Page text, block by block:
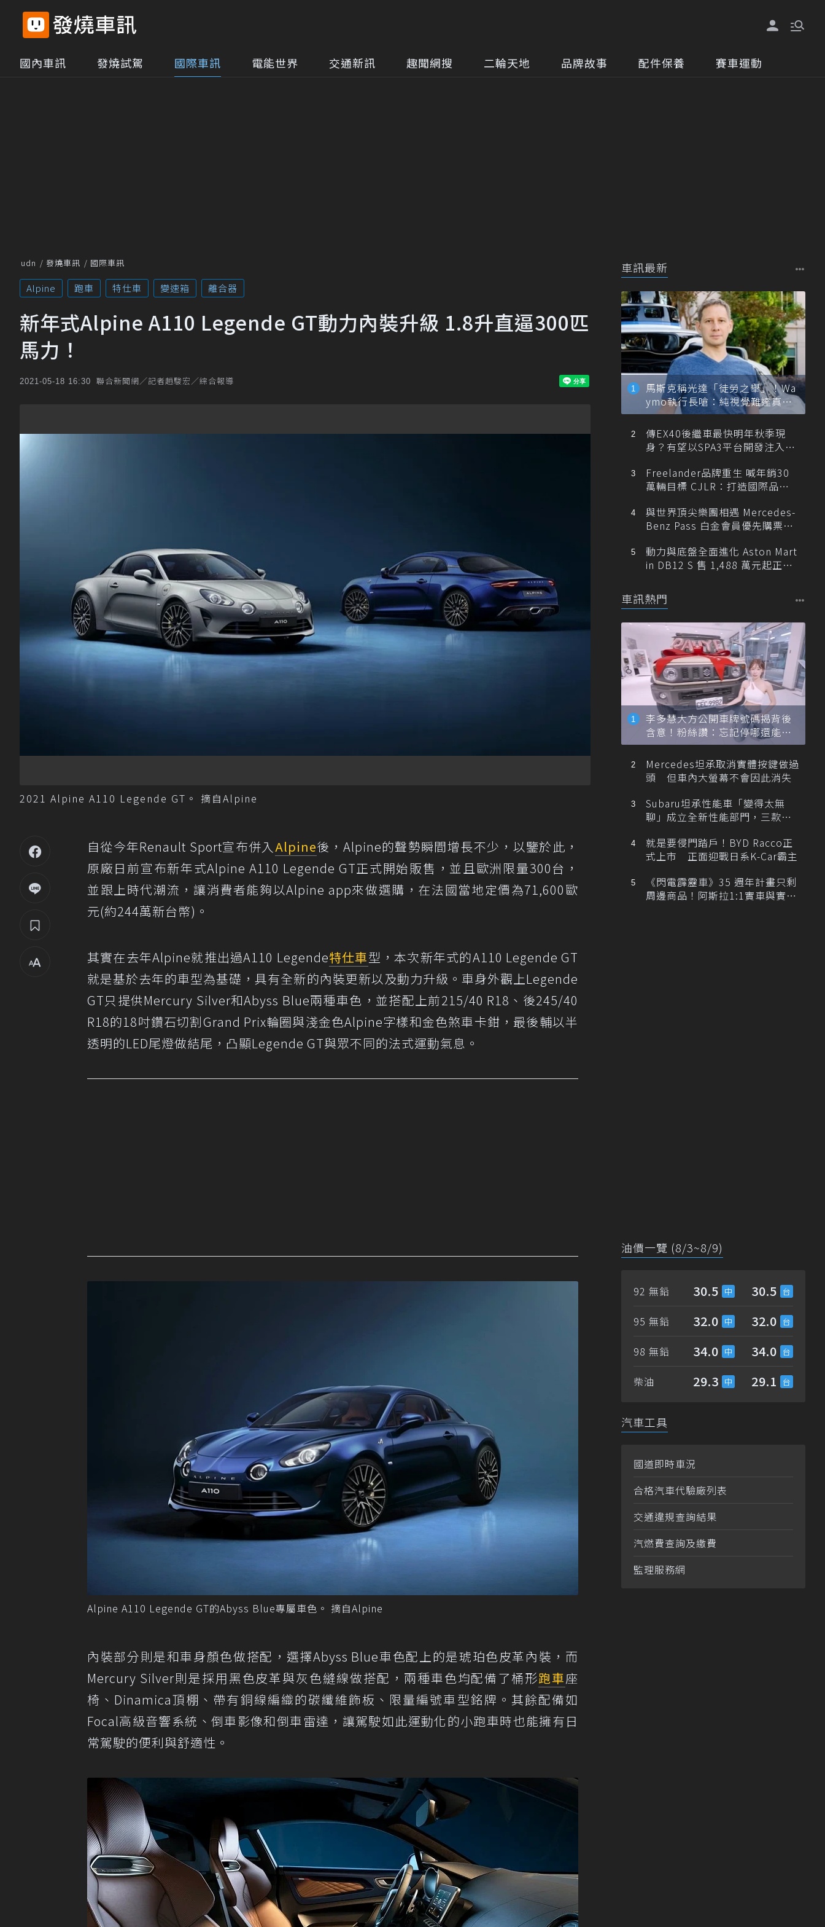
國內車訊 發燒試駕 國際車訊 電能世界 交通新訊 趣聞網搜 二輪天地 品牌故事 配件保養 賽車運動
udn 發燒車訊 國際車訊
Alpine 跑車 特仕車 變速箱 離合器
新年式Alpine A110 Legende GT動力內裝升級 1.8升直逼300匹
馬力！
2021-05-18 16:30 聯合新聞網／記者趙駿宏／綜合報導
2021 Alpine A110 Legende GT。 摘自Alpine
自從今年Renault Sport宣布併入Alpine後，Alpine的聲勢瞬間增長不少，以鑒於此，
原廠日前宣布新年式Alpine A110 Legende GT正式開始販售，並且歐洲限量300台，
並跟上時代潮流，讓消費者能夠以Alpine app來做選購，在法國當地定價為71,600歐
元(約244萬新台幣)。
其實在去年Alpine就推出過A110 Legende特仕車型，本次新年式的A110 Legende GT
就是基於去年的車型為基礎，具有全新的內裝更新以及動力升級。車身外觀上Legende
GT只提供Mercury Silver和Abyss Blue兩種車色，並搭配上前215/40 R18、後245/40
R18的18吋鑽石切割Grand Prix輪圈與淺金色Alpine字樣和金色煞車卡鉗，最後輔以半
透明的LED尾燈做結尾，凸顯Legende GT與眾不同的法式運動氣息。
Alpine A110 Legende GT的Abyss Blue專屬車色。 摘自Alpine
內裝部分則是和車身顏色做搭配，選擇Abyss Blue車色配上的是琥珀色皮革內裝，而
Mercury Silver則是採用黑色皮革與灰色縫線做搭配，兩種車色均配備了桶形跑車座
椅、Dinamica頂棚、帶有銅線編織的碳纖維飾板、限量編號車型銘牌。其餘配備如
Focal高級音響系統、倒車影像和倒車雷達，讓駕駛如此運動化的小跑車時也能擁有日
常駕駛的便利與舒適性。
車訊最新
馬斯克稱光達「徒勞之舉」！Wa
ymo執行長嗆：純視覺難達真正
自動駕駛
傳EX40後繼車最快明年秋季現
身？有望以SPA3平台開發注入80
Freelander品牌重生 喊年銷30
萬輛目標 CJLR：打造國際品牌
與世界頂尖樂團相遇 Mercedes-
Benz Pass 白金會員優先購票維
動力與底盤全面進化 Aston Mart
in DB12 S 售 1,488 萬元起正式
車訊熱門
李多慧大方公開車牌號碼揭背後
含意！粉絲讚：忘記停哪還能幫
忙找車
Mercedes坦承取消實體按鍵做過
頭 但車內大螢幕不會因此消失
Subaru坦承性能車「變得太無
聊」成立全新性能部門，三款手
就是要侵門踏戶！BYD Racco正
式上市 正面迎戰日系K-Car霸主
《閃電霹靂車》35 週年計畫只剩
周邊商品！阿斯拉1:1實車與實體
油價一覽 (8/3~8/9)
92 無鉛 30.5 30.5
95 無鉛 32.0 32.0
98 無鉛 34.0 34.0
柴油 29.3 29.1
汽車工具
國道即時車況
合格汽車代驗廠列表
交通違規查詢結果
汽燃費查詢及繳費
監理服務網